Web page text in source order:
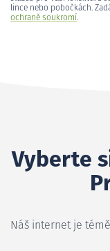
lince nebo pobočkách.
ochraně soukromí.
Vyberte
Náš internet je